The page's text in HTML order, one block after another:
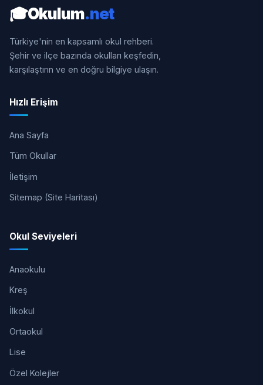
🎓Okulum.net
Türkiye'nin en kapsamlı okul rehberi.
Şehir ve ilçe bazında okulları keşfedin,
karşılaştırın ve en doğru bilgiye ulaşın.
Hızlı Erişim
Ana Sayfa
Tüm Okullar
İletişim
Sitemap (Site Haritası)
Okul Seviyeleri
Anaokulu
Kreş
İlkokul
Ortaokul
Lise
Özel Kolejler